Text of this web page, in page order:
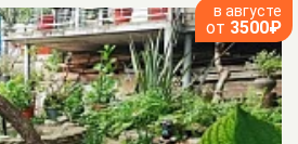
в августе
от 3500₽